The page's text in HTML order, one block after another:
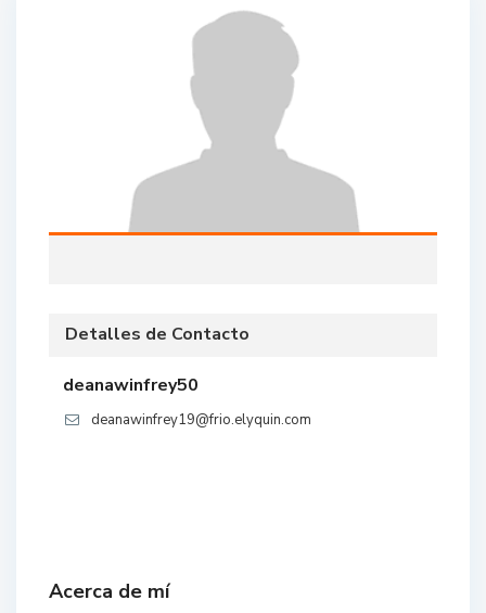
Detalles de Contacto
deanawinfrey50
deanawinfrey19@frio.elyquin.com
Acerca de mí